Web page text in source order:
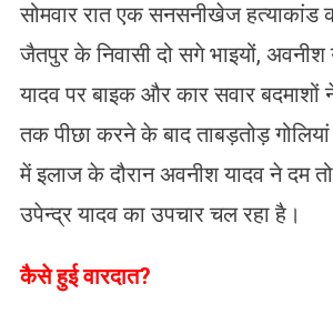
सोमवार रात एक सनसनीखेज हत्याकांड
जैतपुर के निवासी दो सगे भाइयों,
यादव पर बाइक और कार सवार बदमाशों
तक पीछा करने के बाद ताबड़तोड़
में इलाज के दौरान अवनीश यादव ने दम
उपेन्द्र यादव का उपचार चल रहा है।
कैसे हुई वारदात?